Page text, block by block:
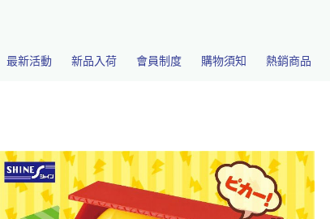
最新活動 新品入荷 會員制度 購物須知 熱銷商品